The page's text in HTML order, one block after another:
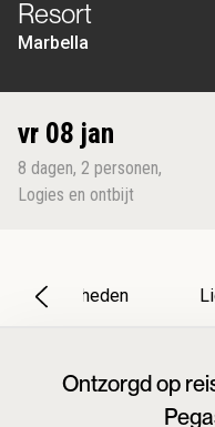
Resort
Marbella
vr 08 jan
8 dagen, 2 personen,
Logies en ontbijt
Bijzonderheden
Ontzorgd op